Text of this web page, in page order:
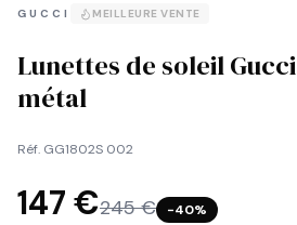
GUCCI MEILLEURE VENTE
Lunettes de soleil Gucci
métal
Réf. GG1802S 002
147 €245 € −40%